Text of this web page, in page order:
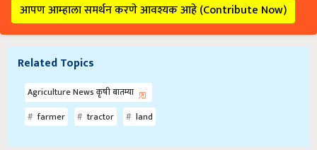
आपण आम्हाला समर्थन करणे आवश्यक आहे (Contribute Now)
Related Topics
Agriculture News कृषी बातम्या
farmer
tractor land